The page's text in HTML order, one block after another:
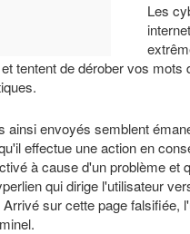
Les
tentent de dérober vos
ainsi envoyés semblent
effectue une action en
à cause d'un problème
qui dirige l'utilisateur
sur cette page